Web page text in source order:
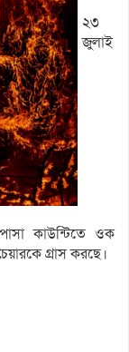
২৩
জুলাই
কাউন্টিতে ওক
গ্রাস করছে।